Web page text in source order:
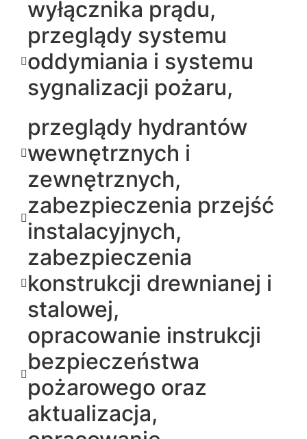
wyłącznika prądu,
przeglądy systemu
oddymiania i systemu
sygnalizacji pożaru,
przeglądy hydrantów
wewnętrznych i
zewnętrznych,
zabezpieczenia przejść
instalacyjnych,
zabezpieczenia
konstrukcji drewnianej i
stalowej,
opracowanie instrukcji
bezpieczeństwa
pożarowego oraz
aktualizacja,